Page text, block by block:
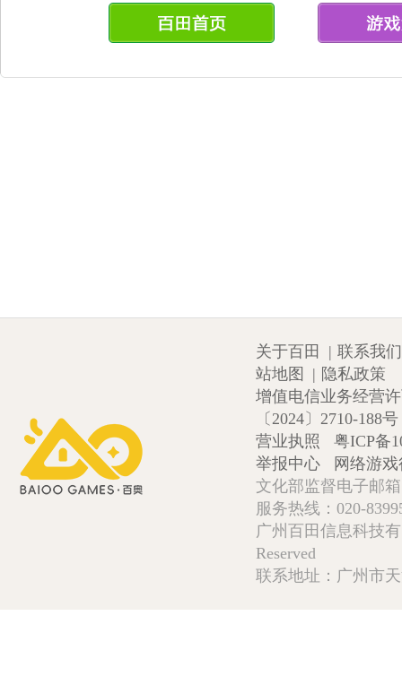
关于百田 | 联系我们
站地图
| 隐私政策
增值电信业务经营
〔2024〕2710-188号
营业执照
粤ICP备
举报中心
网络游
文化部监督电子邮
服务热线：020-
广州百田信息科技
Reserved
联系地址：广州市